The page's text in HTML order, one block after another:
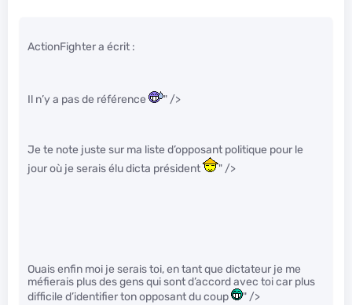
ActionFighter a écrit :
Il n’y a pas de référence " />
Je te note juste sur ma liste d’opposant politique pour le
jour où je serais élu dicta président
" />
Ouais enfin moi je serais toi, en tant que dictateur je me
méfierais plus des gens qui sont d’accord avec toi car plus
difficile d’identifier ton opposant du coup
" />